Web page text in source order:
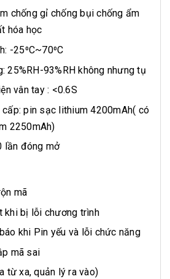
chống gỉ chống bụi chống ẩm
hóa học
-25⁰C~70⁰C
25%RH-93%RH không nhưng tụ
vân tay : <0.6S
cấp: pin sạc lithium 4200mAh( có
2250mAh)
lần đóng mở
mã
khi bị lỗi chương trình
khi Pin yếu và lỗi chức năng
mã sai
từ xa, quản lý ra vào)